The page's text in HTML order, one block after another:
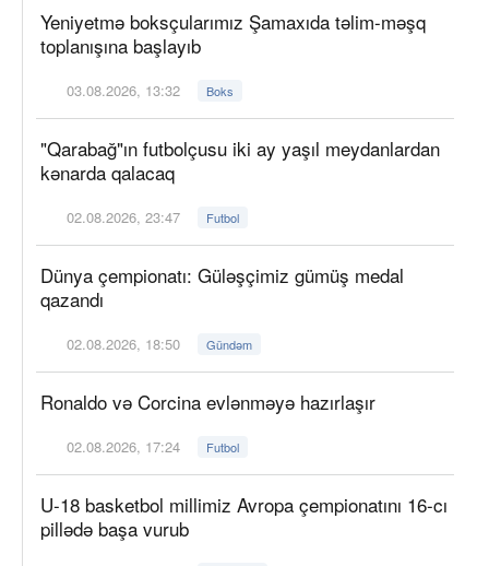
Yeniyetmə boksçularımız Şamaxıda təlim-məşq
toplanışına başlayıb
03.08.2026, 13:32 Boks
"Qarabağ"ın futbolçusu iki ay yaşıl meydanlardan
kənarda qalacaq
02.08.2026, 23:47 Futbol
Dünya çempionatı: Güləşçimiz gümüş medal
qazandı
02.08.2026, 18:50 Gündəm
Ronaldo və Corcina evlənməyə hazırlaşır
02.08.2026, 17:24 Futbol
U-18 basketbol millimiz Avropa çempionatını 16-cı
pillədə başa vurub